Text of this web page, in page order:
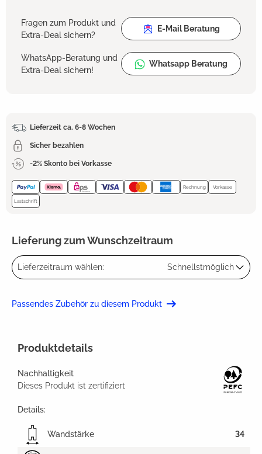
Fragen zum Produkt und
Extra-Deal sichern?
E-Mail Beratung
WhatsApp-Beratung und
Extra-Deal sichern!
Whatsapp Beratung
Lieferzeit ca. 6-8 Wochen
Sicher bezahlen
-2% Skonto bei Vorkasse
Rechnung Vorkasse
Lastschrift
Lieferung zum Wunschzeitraum
Lieferzeitraum wählen: Schnellstmöglich
Passendes Zubehör zu diesem Produkt
Produktdetails
Nachhaltigkeit
Dieses Produkt ist zertifiziert
Details:
Wandstärke 34